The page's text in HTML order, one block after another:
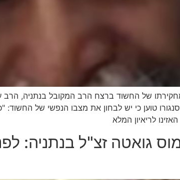
של החשוד ברצח הרב המקובל בנתניה,
טוען כי יש לבחון את מצבו הנפשי של החשוד:
לריאיון המלא
גואטה זצ"ל בנתניה: